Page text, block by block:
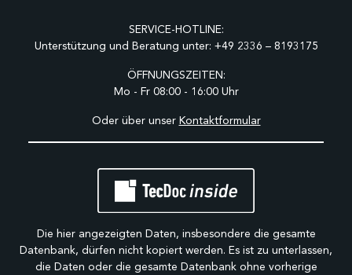
SERVICE-HOTLINE:
Unterstützung und Beratung unter: +49 2336 – 8193175
ÖFFNUNGSZEITEN:
Mo - Fr 08:00 - 16:00 Uhr
Oder über unser Kontaktformular
Die hier angezeigten Daten, insbesondere die gesamte
Datenbank, dürfen nicht kopiert werden. Es ist zu unterlassen,
die Daten oder die gesamte Datenbank ohne vorherige